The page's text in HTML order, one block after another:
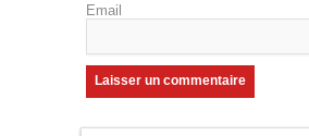
Email